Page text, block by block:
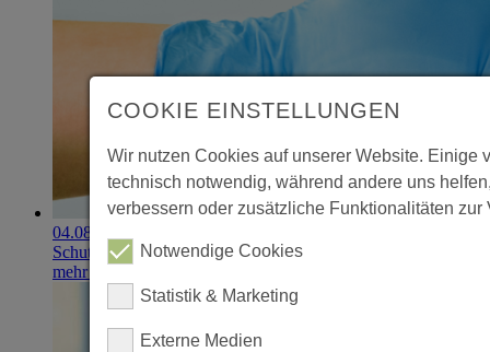
04.08.2026
Schutzhandschuhe erzielen 900.000-Euro-Exit
mehr erfahren
COOKIE EINSTELLUNGEN
Wir nutzen Cookies auf unserer Website. Einige
technisch notwendig, während andere uns
verbessern oder zusätzliche Funktionalitäten zur
Notwendige Cookies
Statistik & Marketing
Externe Medien